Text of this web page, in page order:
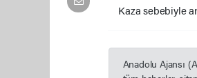
Kaza sebebiyle
Anadolu Ajansı